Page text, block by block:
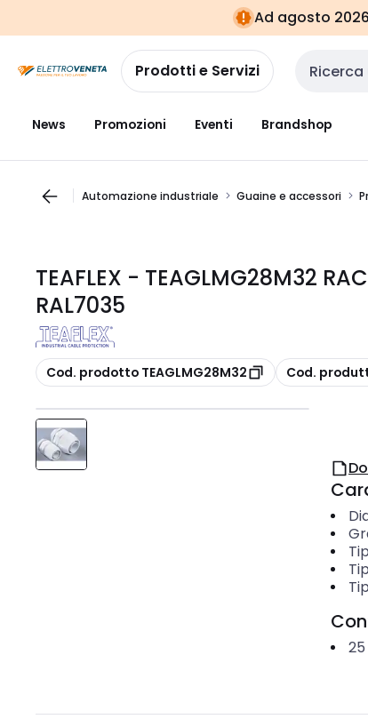
navigazionealla
pagina
Ad agosto
Prodotti e Servizi Cerca input
News Promozioni Eventi Brandshop
Automazione industriale Guaine e accessori
TEAFLEX - TEAGLMG28M32
RAL7035
copia
Cod. prodotto TEAGLMG28M32 copia
Cod.
25